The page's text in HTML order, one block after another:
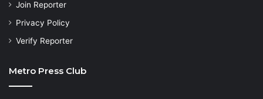
Join Reporter
Privacy Policy
Verify Reporter
Metro Press Club